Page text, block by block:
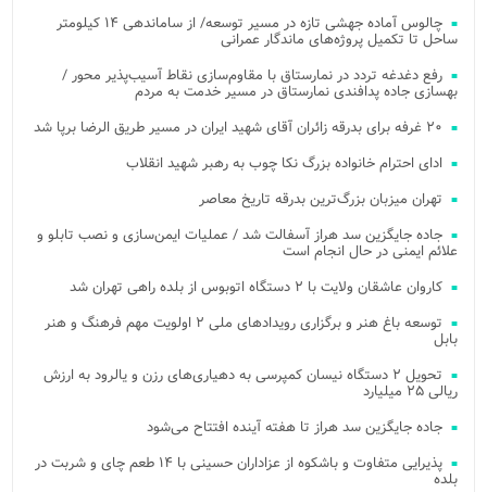
چالوس آماده جهشی تازه در مسیر توسعه/ از ساماندهی ۱۴ کیلومتر
ساحل تا تکمیل پروژه‌های ماندگار عمرانی
رفع دغدغه تردد در نمارستاق با مقاوم‌سازی نقاط آسیب‌پذیر محور /
بهسازی جاده پدافندی نمارستاق در مسیر خدمت به مردم
۲۰ غرفه برای بدرقه زائران آقای شهید ایران در مسیر طریق الرضا برپا شد
ادای احترام خانواده بزرگ نکا چوب به رهبر شهید انقلاب
تهران میزبان بزرگ‌ترین بدرقه تاریخ معاصر
جاده جایگزین سد هراز آسفالت شد / عملیات ایمن‌سازی و نصب تابلو و
علائم ایمنی در حال انجام است
کاروان عاشقان ولایت با ۲ دستگاه اتوبوس از بلده راهی تهران شد
توسعه باغ هنر و برگزاری رویدادهای ملی ۲ اولویت مهم فرهنگ و هنر
بابل
تحویل ۲ دستگاه نیسان کمپرسی به دهیاری‌های رزن و یالرود به ارزش
ریالی ۲۵ میلیارد
جاده جایگزین سد هراز تا هفته آینده افتتاح می‌شود
پذیرایی متفاوت و باشکوه از عزاداران حسینی با ۱۴ طعم چای و شربت در
بلده